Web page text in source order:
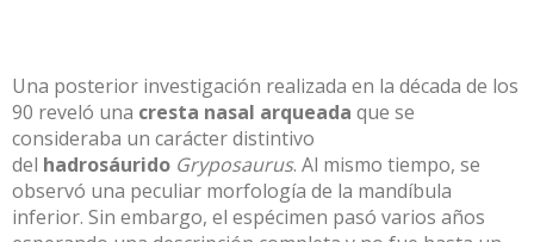
Una posterior investigación realizada en la década de los
90 reveló una cresta nasal arqueada que se
consideraba un carácter distintivo
del hadrosáurido Gryposaurus. Al mismo tiempo, se
observó una peculiar morfología de la mandíbula
inferior. Sin embargo, el espécimen pasó varios años